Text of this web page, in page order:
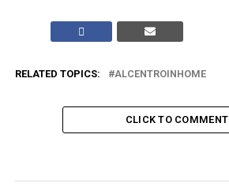
RELATED TOPICS: ALCENTROINHOME
CLICK TO COMMENT